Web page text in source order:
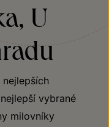
U
vybrané
milovníky